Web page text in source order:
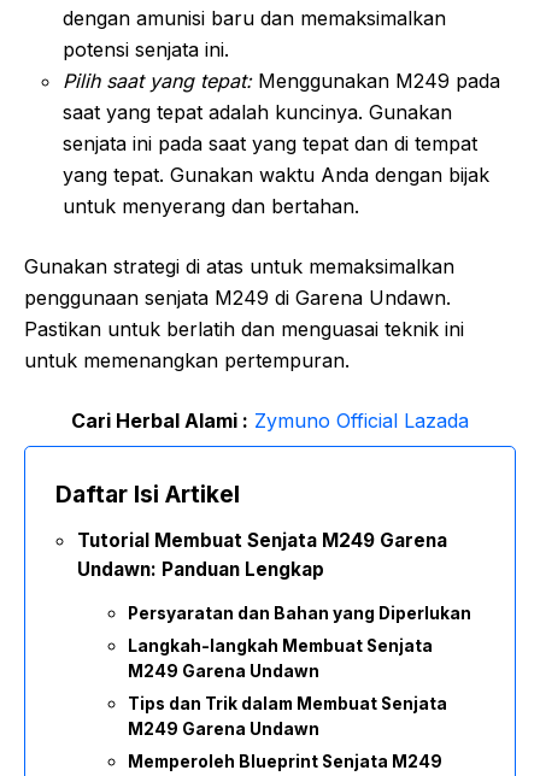
dengan amunisi baru dan memaksimalkan
potensi senjata ini.
Pilih saat yang tepat:Menggunakan M249 pada
saat yang tepat adalah kuncinya. Gunakan
senjata ini pada saat yang tepat dan di tempat
yang tepat. Gunakan waktu Anda dengan bijak
untuk menyerang dan bertahan.
Gunakan strategi di atas untuk memaksimalkan
penggunaan senjata M249 di Garena Undawn.
Pastikan untuk berlatih dan menguasai teknik ini
untuk memenangkan pertempuran.
Cari Herbal Alami : Zymuno Official Lazada
Daftar Isi Artikel
Tutorial Membuat Senjata M249 Garena
Undawn: Panduan Lengkap
Persyaratan dan Bahan yang Diperlukan
Langkah-langkah Membuat Senjata
M249 Garena Undawn
Tips dan Trik dalam Membuat Senjata
M249 Garena Undawn
Memperoleh Blueprint Senjata M249